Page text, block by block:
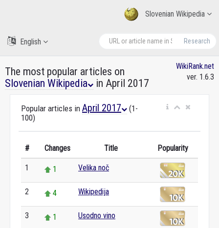
Slovenian Wikipedia
Research
English
The most popular articles on
Slovenian Wikipedia
in April 2017
WikiRank.net
ver. 1.6.3
Popular articles in April 2017
(1-
100)
# Changes Title Popularity
1 1 Velika noč
2 4 Wikipedija
3 1 Usodno vino